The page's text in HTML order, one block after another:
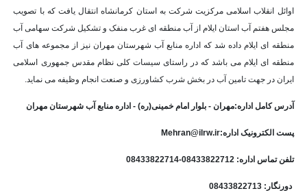
اوائل انقلاب اسلامی مرکزیت شرکت به استان کرمانشاه انتقال یافت که با تصویب
مجلس هفتم آب استان ایلام از آب منطقه ای غرب منفک و تشکیل شرکت سهامی آب
منطقه ای ایلام داده شد که اداره منابع آب شهرستان مهران نیز از مجموعه های آب
منطقه ای ایلام می باشد که در راستای سیسات کلی نظام مقدس جمهوری اسلامی
ایران در جهت تامین آب در بخش شرب کشاورزی و صنعت انجام وظیفه می نماید.
آدرس کامل اداره:مهران - بلوار امام خمینی(ره) - اداره منابع آب شهرستان مهران
پست الکترونیک اداره:Mehran@ilrw.ir
تلفن تماس اداره: 08433822712-08433822714
دورنگار: 08433822713